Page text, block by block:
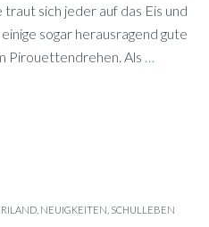
sich je­der auf das Eis und
so­gar her­aus­ra­gend gute
Pirouettendrehen. Als
NEUIGKEITEN SCHULLEBEN